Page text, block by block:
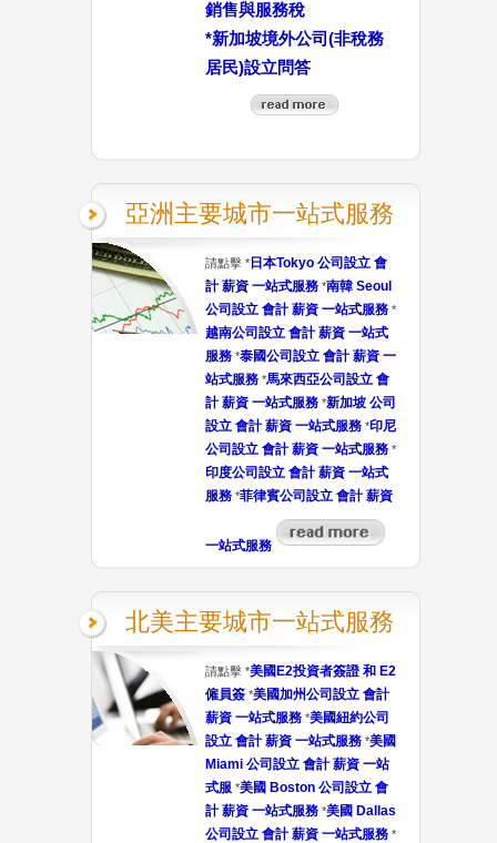
銷售與服務稅
*新加坡境外公司(非稅務
居民)設立問答
亞洲主要城市一站式服務
請點擊 * 日本Tokyo 公司設立 會
計 薪資 一站式服務 *南韓 Seoul
公司設立 會計 薪資 一站式服務 *
越南公司設立 會計 薪資 一站式
服務 *泰國公司設立 會計 薪資 一
站式服務 *馬來西亞公司設立 會
計 薪資 一站式服務 *新加坡 公司
設立 會計 薪資 一站式服務 *印尼
公司設立 會計 薪資 一站式服務 *
印度公司設立 會計 薪資 一站式
服務*菲律賓公司設立 會計 薪資
一站式服務
北美主要城市一站式服務
請點擊 *美國E2投資者簽證 和 E2
僱員簽 *美國加州公司設立 會計
薪資 一站式服務 *美國紐約公司
設立 會計 薪資 一站式服務 *美國
Miami 公司設立 會計 薪資 一站
式服 *美國 Boston 公司設立 會
計 薪資 一站式服務*美國 Dallas
公司設立 會計 薪資 一站式服務 *